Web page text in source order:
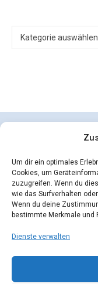
Um dir ein optimales
Cookies, um
zuzugreifen. Wenn du
wie das Surfverhalten
Wenn du deine
bestimmte Merkmale und
Dienste verwalten
Kategorie auswählen